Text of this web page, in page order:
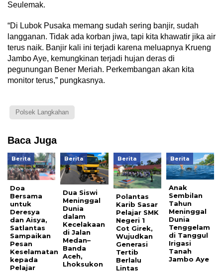
Seulemak.
“Di Lubok Pusaka memang sudah sering banjir, sudah
langganan. Tidak ada korban jiwa, tapi kita khawatir jika air
terus naik. Banjir kali ini terjadi karena meluapnya Krueng
Jambo Aye, kemungkinan terjadi hujan deras di
pegunungan Bener Meriah. Perkembangan akan kita
monitor terus,” pungkasnya.
Polsek Langkahan
Baca Juga
Berita
Doa
Bersama
untuk
Deresya
dan Aisya,
Satlantas
Sampaikan
Pesan
Keselamatan
kepada
Pelajar
Berita
Dua Siswi
Meninggal
Dunia
dalam
Kecelakaan
di Jalan
Medan–
Banda
Aceh,
Lhoksukon
Berita
Polantas
Karib Sasar
Pelajar SMK
Negeri 1
Cot Girek,
Wujudkan
Generasi
Tertib
Berlalu
Lintas
Berita
Anak
Sembilan
Tahun
Meninggal
Dunia
Tenggelam
di Tanggul
Irigasi
Tanah
Jambo Aye